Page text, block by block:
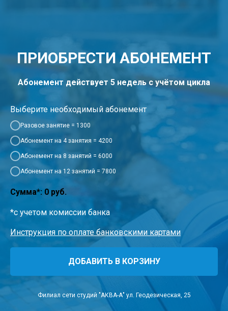
ПРИОБРЕСТИ АБОНЕМЕНТ
Абонемент действует 5 недель с учётом цикла
Выберите необходимый абонемент
Разовое занятие = 1300
Абонемент на 4 занятия = 4200
Абонемент на 8 занятий = 6000
Абонемент на 12 занятий = 7800
Сумма*: 0 руб.
*с учетом комиссии банка
Инструкция по оплате банковскими картами
ДОБАВИТЬ В КОРЗИНУ
Филиал сети студий "АКВА-А" ул. Геодезическая, 25